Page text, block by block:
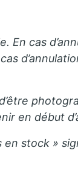
En cas
en début
stock »